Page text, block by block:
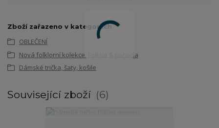
Zboží zařazeno v kategoriích
OBLEČENÍ
Nová folklorní kolekce: Folklor & pohoda
Dámské trička, šaty, košile
Související zboží 6